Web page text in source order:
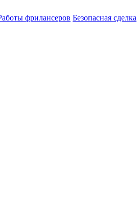
фрилансеров Безопасная сделка